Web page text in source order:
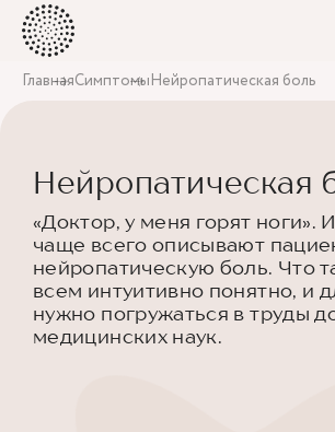
ГлавнаяСимптомыНейропатическая боль
Нейропатическая
«Доктор, у меня горят ноги».
чаще всего описывают
нейропатическую боль. Что
всем интуитивно понятно, и
нужно погружаться в труды
медицинских наук.